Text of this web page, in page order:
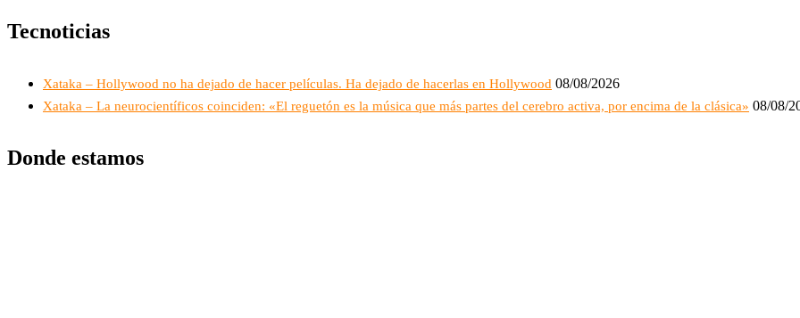
Tecnoticias
Xataka – Hollywood no ha dejado de hacer películas. Ha dejado de hacerlas en Hollywood 08/08/2026
Xataka – La neurocientíficos coinciden: «El reguetón es la música que más partes del cerebro activa, por encima de la clásica» 08/08/
Donde estamos